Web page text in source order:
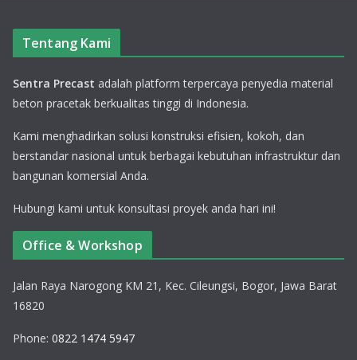
Tentang Kami
Sentra Precast adalah platform terpercaya penyedia material
beton pracetak berkualitas tinggi di Indonesia.
Kami menghadirkan solusi konstruksi efisien, kokoh, dan
berstandar nasional untuk berbagai kebutuhan infrastruktur dan
bangunan komersial Anda.
Hubungi kami untuk konsultasi proyek anda hari ini!
Office & Workshop
Jalan Raya Narogong KM 21, Kec. Cileungsi, Bogor, Jawa Barat
16820
Phone: 0822 1474 5947